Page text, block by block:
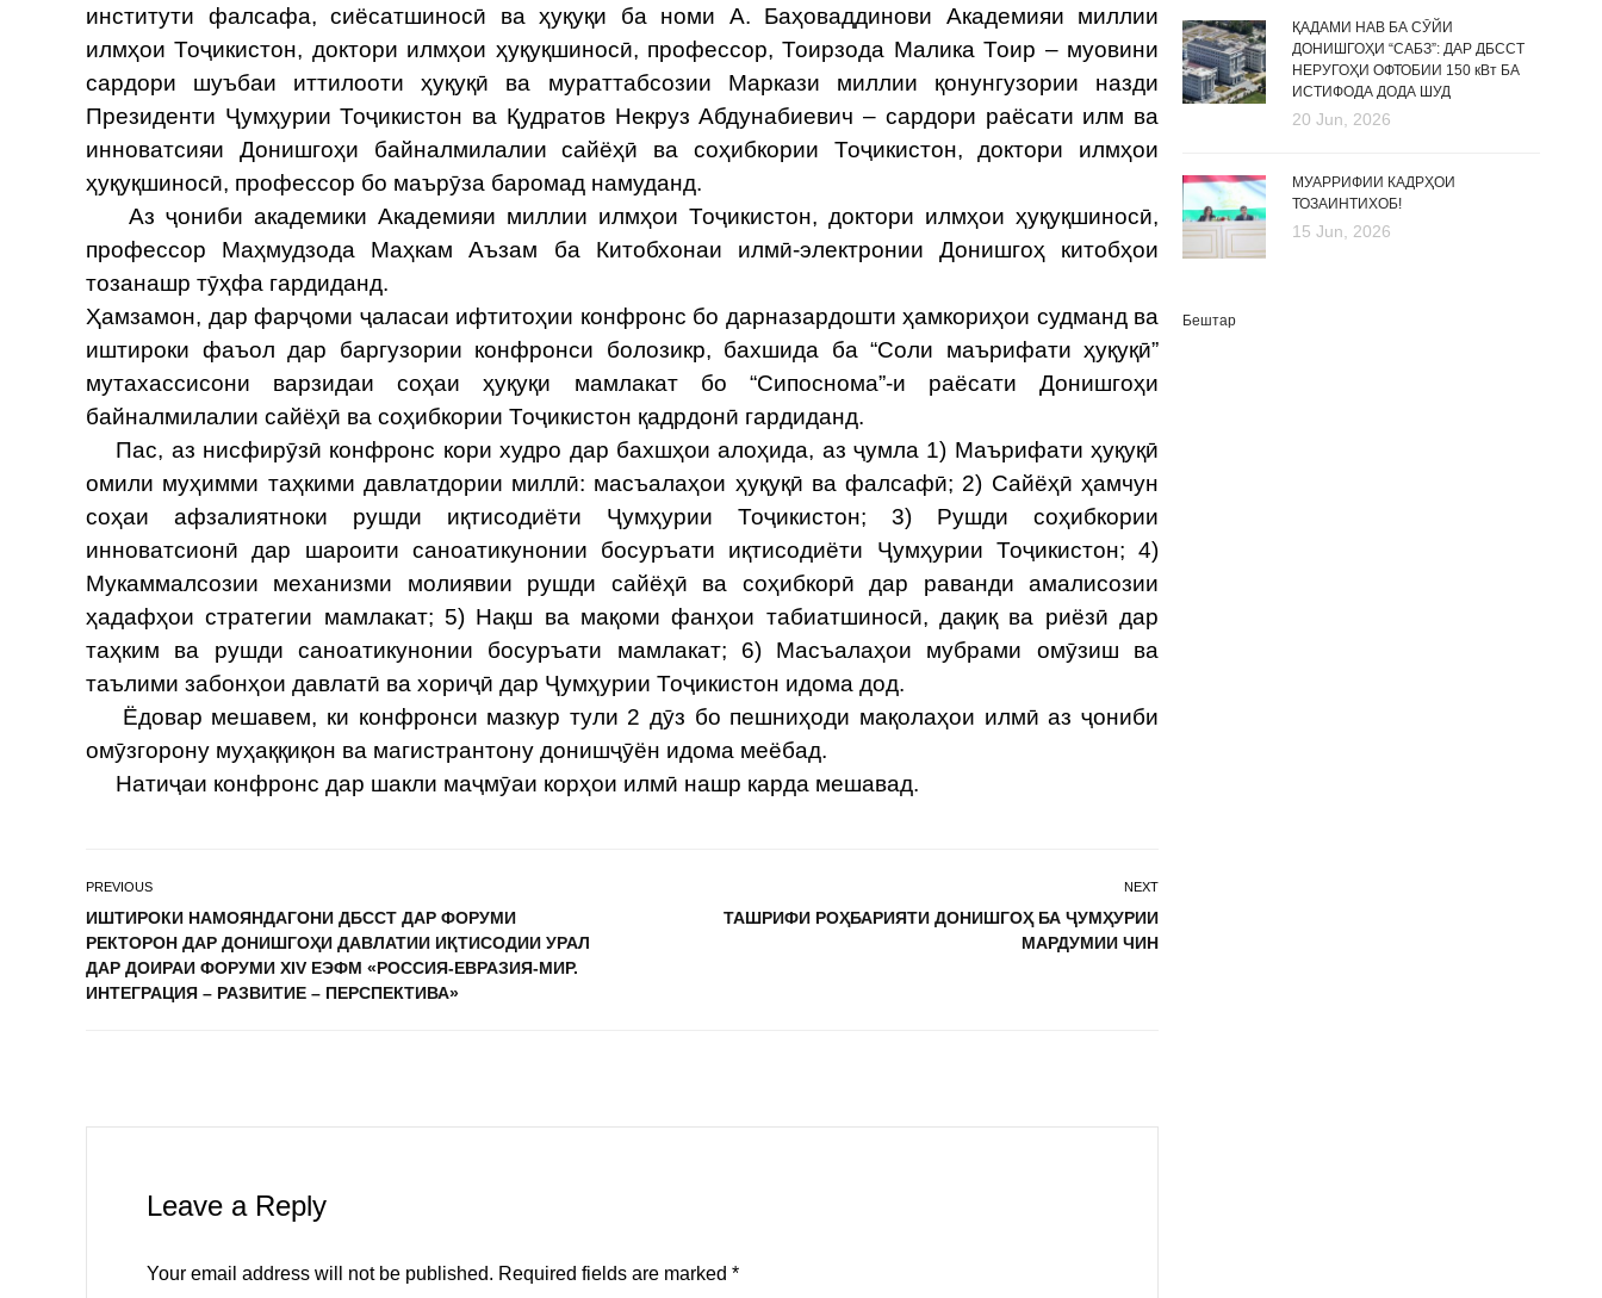
институти фалсафа, сиёсатшиносӣ ва ҳуқуқи ба номи А. Баҳоваддинови Академияи миллии
илмҳои Тоҷикистон, доктори илмҳои ҳуқуқшиносӣ, профессор, Тоирзода Малика Тоир – муовини
сардори шуъбаи иттилооти ҳуқуқӣ ва мураттабсозии Маркази миллии қонунгузории назди
Президенти Ҷумҳурии Тоҷикистон ва Қудратов Некруз Абдунабиевич – сардори раёсати илм ва
инноватсияи Донишгоҳи байналмилалии сайёҳӣ ва соҳибкории Тоҷикистон, доктори илмҳои
ҳуқуқшиносӣ, профессор бо маърӯза баромад намуданд.
Аз ҷониби академики Академияи миллии илмҳои Тоҷикистон, доктори илмҳои ҳуқуқшиносӣ,
профессор Маҳмудзода Маҳкам Аъзам ба Китобхонаи илмӣ-электронии Донишгоҳ китобҳои
тозанашр тӯҳфа гардиданд.
Ҳамзамон, дар фарҷоми ҷаласаи ифтитоҳии конфронс бо дарназардошти ҳамкориҳои судманд ва
иштироки фаъол дар баргузории конфронси болозикр, бахшида ба “Соли маърифати ҳуқуқӣ”
мутахассисони варзидаи соҳаи ҳуқуқи мамлакат бо “Сипоснома”-и раёсати Донишгоҳи
байналмилалии сайёҳӣ ва соҳибкории Тоҷикистон қадрдонӣ гардиданд.
Пас, аз нисфирӯзӣ конфронс кори худро дар бахшҳои алоҳида, аз ҷумла 1) Маърифати ҳуқуқӣ
омили муҳимми таҳкими давлатдории миллӣ: масъалаҳои ҳуқуқӣ ва фалсафӣ; 2) Сайёҳӣ ҳамчун
соҳаи афзалиятноки рушди иқтисодиёти Ҷумҳурии Тоҷикистон; 3) Рушди соҳибкории
инноватсионӣ дар шароити саноатикунонии босуръати иқтисодиёти Ҷумҳурии Тоҷикистон; 4)
Мукаммалсозии механизми молиявии рушди сайёҳӣ ва соҳибкорӣ дар раванди амалисозии
ҳадафҳои стратегии мамлакат; 5) Нақш ва мақоми фанҳои табиатшиносӣ, дақиқ ва риёзӣ дар
таҳким ва рушди саноатикунонии босуръати мамлакат; 6) Масъалаҳои мубрами омӯзиш ва
таълими забонҳои давлатӣ ва хориҷӣ дар Ҷумҳурии Тоҷикистон идома дод.
Ёдовар мешавем, ки конфронси мазкур тули 2 дӯз бо пешниҳоди мақолаҳои илмӣ аз ҷониби
омӯзгорону муҳаққиқон ва магистрантону донишҷӯён идома меёбад.
Натиҷаи конфронс дар шакли маҷмӯаи корҳои илмӣ нашр карда мешавад.
PREVIOUS
ИШТИРОКИ НАМОЯНДАГОНИ ДБССТ ДАР ФОРУМИ
РЕКТОРОН ДАР ДОНИШГОҲИ ДАВЛАТИИ ИҚТИСОДИИ УРАЛ
ДАР ДОИРАИ ФОРУМИ XIV ЕЭФМ «РОССИЯ-ЕВРАЗИЯ-МИР.
ИНТЕГРАЦИЯ – РАЗВИТИЕ – ПЕРСПЕКТИВА»
NEXT
ТАШРИФИ РОҲБАРИЯТИ ДОНИШГОҲ БА ҶУМҲУРИИ
МАРДУМИИ ЧИН
Leave a Reply
Your email address will not be published. Required fields are marked *
ҚАДАМИ НАВ БА СӮЙИ
ДОНИШГОҲИ “САБЗ”: ДАР ДБССТ
НЕРУГОҲИ ОФТОБИИ 150 кВт БА
ИСТИФОДА ДОДА ШУД
20 Jun, 2026
МУАРРИФИИ КАДРҲОИ
ТОЗАИНТИХОБ!
15 Jun, 2026
Бештар